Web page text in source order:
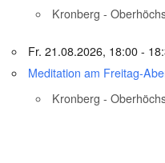
Kronberg -
Fr. 21.08.2026, 18:00 -
Meditation am Freitag-
Kronberg -